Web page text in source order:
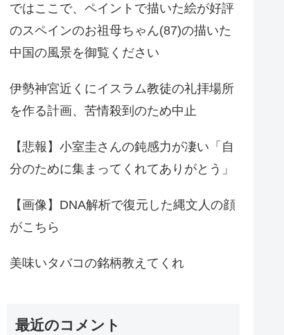
ではここで、ペイントで描いた絵が好評
のスペインのお祖母ちゃん(87)の描いた
中国の風景を御覧ください
伊勢神宮近くにイスラム教徒の礼拝場所
を作る計画、苦情殺到のため中止
【悲報】小室圭さんの鈍感力が凄い「自
分のために集まってくれてありがとう」
【画像】DNA解析で復元した縄文人の顔
がこちら
美味いタバコの銘柄教えてくれ
最近のコメント